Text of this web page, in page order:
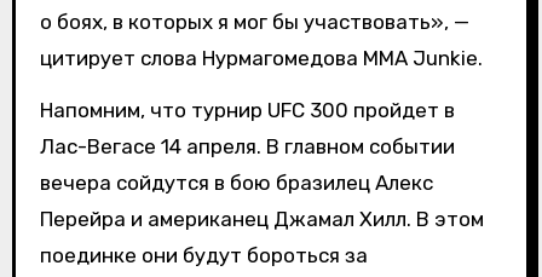
о боях, в которых я мог бы участвовать», —
цитирует слова Нурмагомедова MMA Junkie.
Напомним, что турнир UFC 300 пройдет в
Лас-Вегасе 14 апреля. В главном событии
вечера сойдутся в бою бразилец Алекс
Перейра и американец Джамал Хилл. В этом
поединке они будут бороться за